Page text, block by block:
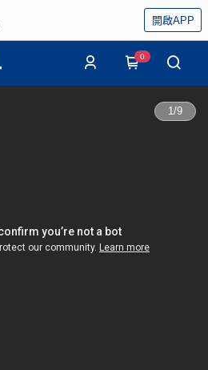
開啟APP
0
1/9